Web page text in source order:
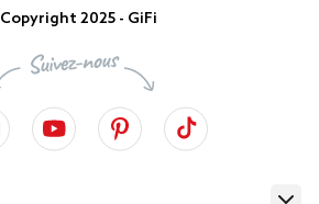
Copyright 2025 - GiFi